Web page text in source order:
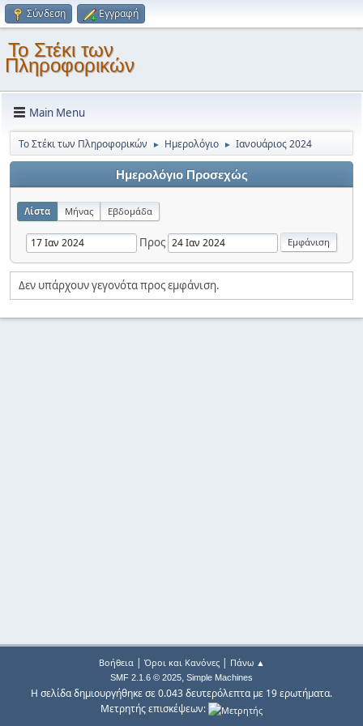
Σύνδεση Εγγραφή
Το Στέκι των
Πληροφορικών
Main Menu
Το Στέκι των Πληροφορικών ► Ημερολόγιο ► Ιανουάριος 2024
Ημερολόγιο Προσεχώς
Λίστα Μήνας Εβδομάδα
Προς
Δεν υπάρχουν γεγονότα προς εμφάνιση.
Βοήθεια| Όροι και Κανόνες| Πάνω ▲
SMF 2.1.6 © 2025, Simple Machines
Η σελίδα δημιουργήθηκε σε 0.043 δευτερόλεπτα με 19 ερωτήματα.
Μετρητής επισκέψεων: